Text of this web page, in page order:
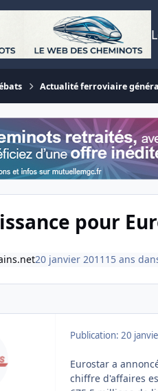
Actualité ferroviaire
pour
20 janvier 2011 15 ans
Publication: 20
Eurostar a
chiffre d'affaires